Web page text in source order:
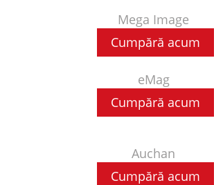
Mega Image
Cumpără acum
eMag
Cumpără acum
Auchan
Cumpără acum